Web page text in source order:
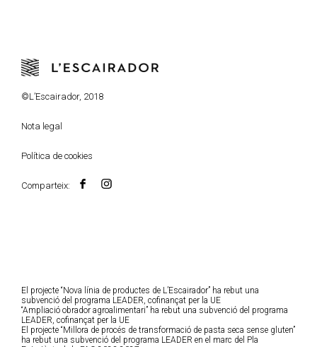
©L’Escairador, 2018
Nota legal
Política de cookies
Comparteix:
El projecte “Nova línia de productes de L’Escairador” ha rebut una
subvenció del programa LEADER, cofinançat per la UE
“Ampliació obrador agroalimentari” ha rebut una subvenció del programa
LEADER, cofinançat per la UE
El projecte “Millora de procés de transformació de pasta seca sense gluten”
ha rebut una subvenció del programa LEADER en el marc del Pla